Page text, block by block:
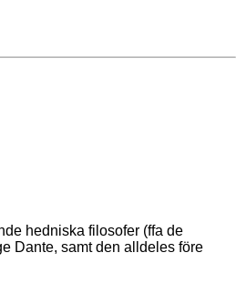
hedniska filosofer (ffa de
Dante, samt den alldeles före